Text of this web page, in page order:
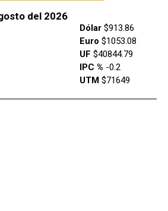
del 2026
Dólar$913.86
Euro $1053.08
UF $40844.79
IPC % -0.2
UTM$71649